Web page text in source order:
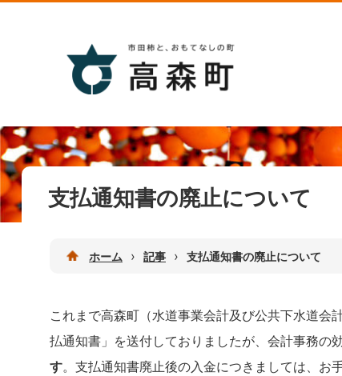
支払通知書の廃止について
ホーム › 記事 › 支払通知書の廃止について
これまで高森町（水道事業会計及び公共下水道会
払通知書」を送付しておりましたが、会計事務の
す。支払通知書廃止後の入金につきましては、お